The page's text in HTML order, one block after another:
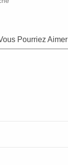
Pourriez Aimer